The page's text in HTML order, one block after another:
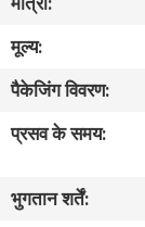
कारखाना
भ्रमण
नियंत्रण
मूल्य:
पैकेजिंग विवरण:
प्रसव के समय:
भुगतान शर्तें: